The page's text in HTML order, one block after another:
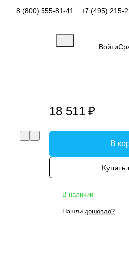
8 (800) 555-81-41 +7 (495) 215-
Войти
18 511 ₽
В
Купить
В наличии
Нашли дешевле?